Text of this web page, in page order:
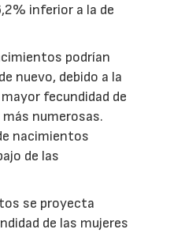
inferior a la de
podrían
nuevo, debido a la
fecundidad de
numerosas.
nacimientos
de las
se proyecta
de las mujeres